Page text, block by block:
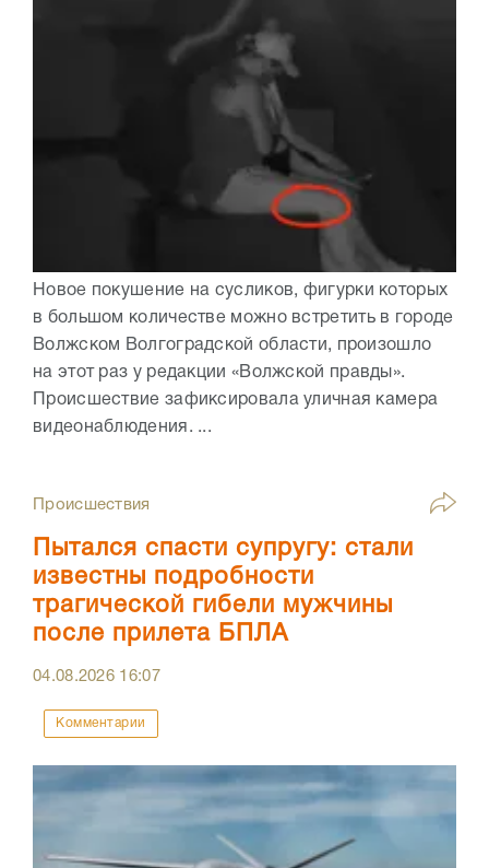
Новое покушение на сусликов, фигурки которых
в большом количестве можно встретить в городе
Волжском Волгоградской области, произошло
на этот раз у редакции «Волжской правды».
Происшествие зафиксировала уличная камера
видеонаблюдения. ...
Происшествия
Пытался спасти супругу: стали
известны подробности
трагической гибели мужчины
после прилета БПЛА
04.08.2026 16:07
Комментарии